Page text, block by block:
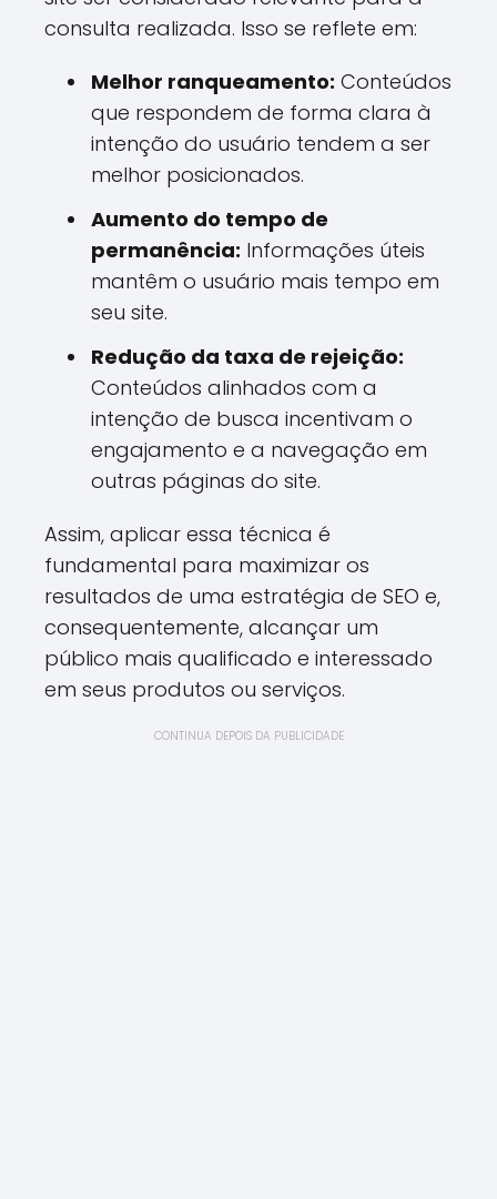
consulta realizada. Isso se reflete em:
Melhor ranqueamento: Conteúdos
que respondem de forma clara à
intenção do usuário tendem a ser
melhor posicionados.
Aumento do tempo de
permanência: Informações úteis
mantêm o usuário mais tempo em
seu site.
Redução da taxa de rejeição:
Conteúdos alinhados com a
intenção de busca incentivam o
engajamento e a navegação em
outras páginas do site.
Assim, aplicar essa técnica é
fundamental para maximizar os
resultados de uma estratégia de SEO e,
consequentemente, alcançar um
público mais qualificado e interessado
em seus produtos ou serviços.
CONTINUA DEPOIS DA PUBLICIDADE